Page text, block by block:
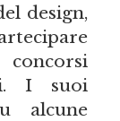
design,
I suoi
alcune